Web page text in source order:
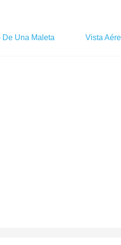
Una Maleta
Vista